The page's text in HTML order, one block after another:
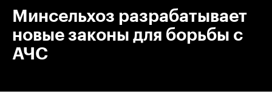
Минсельхоз разрабатывает
новые законы для борьбы с
АЧС